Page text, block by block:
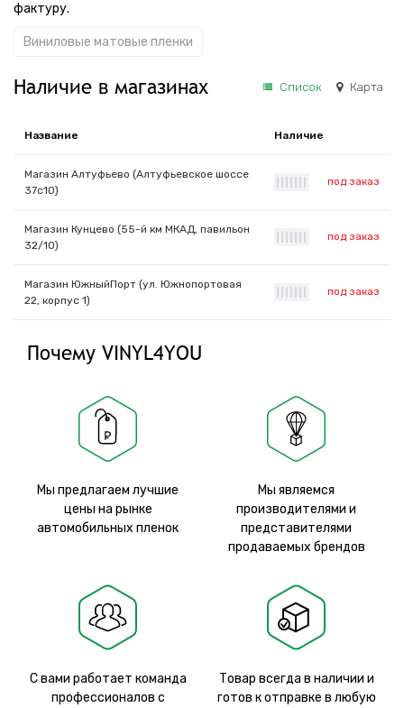
фактуру.
Виниловые матовые пленки
Наличие в магазинах Список Карта
Название Наличие
Магазин Алтуфьево (Алтуфьевское шоссе
37с10)
под заказ
Магазин Кунцево (55-й км МКАД, павильон
32/10)
под заказ
Магазин ЮжныйПорт (ул. Южнопортовая
22, корпус 1)
под заказ
Почему VINYL4YOU
Мы предлагаем лучшие
цены на рынке
автомобильных пленок
Мы являемся
производителями и
представителями
продаваемых брендов
С вами работает команда
профессионалов с
Товар всегда в наличии и
готов к отправке в любую